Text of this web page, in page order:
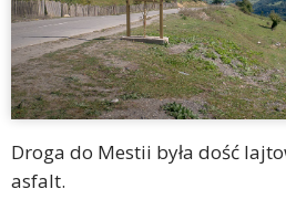
Droga do Mestii była dość
asfalt.